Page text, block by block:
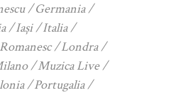
Germania
Iași
Italia
Londra
Muzica Live
Portugalia